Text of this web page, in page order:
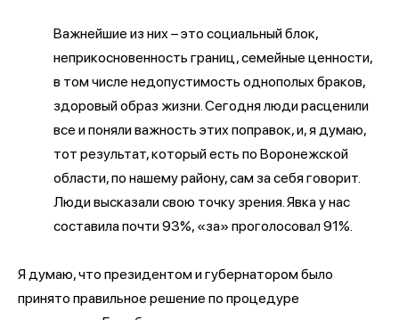
Важнейшие из них – это социальный блок,
неприкосновенность границ, семейные ценности,
в том числе недопустимость однополых браков,
здоровый образ жизни. Сегодня люди расценили
все и поняли важность этих поправок, и, я думаю,
тот результат, который есть по Воронежской
области, по нашему району, сам за себя говорит.
Люди высказали свою точку зрения. Явка у нас
составила почти 93%, «за» проголосовал 91%.
Я думаю, что президентом и губернатором было
принято правильное решение по процедуре